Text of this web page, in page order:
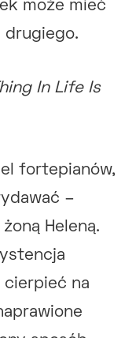
może mieć
drugiego.
In Life Is
fortepianów,
–
Heleną.
cierpieć na